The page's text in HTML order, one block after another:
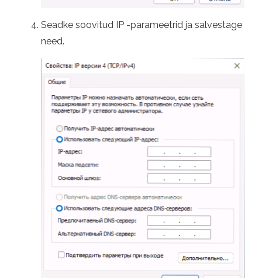
Seadke soovitud IP -parameetrid ja salvestage
need.